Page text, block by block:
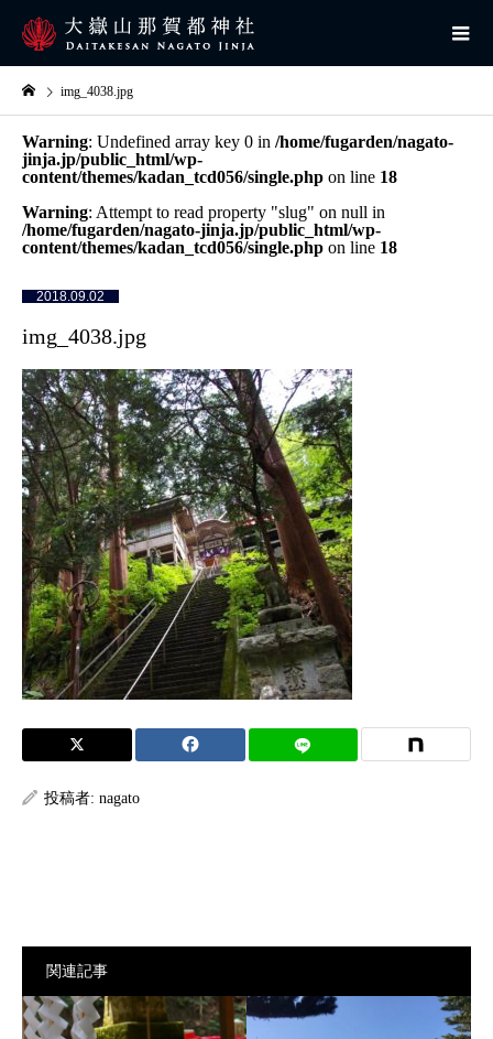
img_4038.jpg
Warning: Undefined array key 0 in /home/fugarden/nagato-
jinja.jp/public_html/wp-
content/themes/kadan_tcd056/single.php on line 18
Warning: Attempt to read property "slug" on null in
/home/fugarden/nagato-jinja.jp/public_html/wp-
content/themes/kadan_tcd056/single.php on line 18
2018.09.02
img_4038.jpg
投稿者: nagato
関連記事